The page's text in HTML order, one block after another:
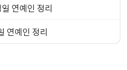
연예인 정리
연예인 정리